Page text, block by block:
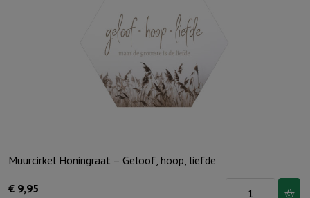
Muurcirkel Honingraat – Geloof, hoop, liefde
€ 9,95
Muurcirkel